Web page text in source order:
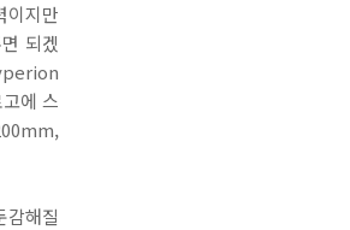
이지만
되겠
에 스
감해질